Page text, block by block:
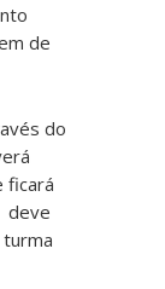
de
do
ficará
deve